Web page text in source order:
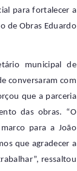
para fortalecer a
de Obras Eduardo
municipal de
conversaram com
que a parceria
das obras. “O
para a João
que agradecer a
ressaltou